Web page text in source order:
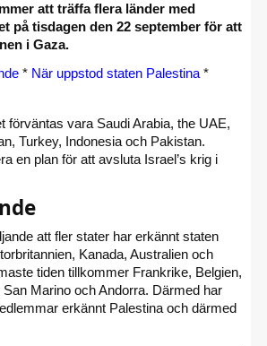
att träffa flera länder med
på tisdagen den 22 september för att
i Gaza.
* När uppstod staten Palestina *
förväntas vara Saudi Arabia, the UAE,
Turkey, Indonesia och Pakistan.
en plan för att avsluta Israel’s krig i
att fler stater har erkännt staten
Kanada, Australien och
tiden tillkommer Frankrike, Belgien,
Marino och Andorra. Därmed har
erkännt Palestina och därmed